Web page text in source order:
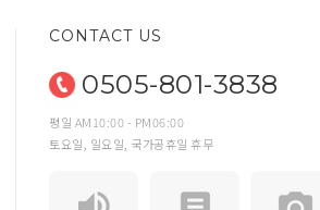
CONTACT US
0505-801-3838
평일 AM10:00 - PM06:00
토요일, 일요일, 국가공휴일 휴무